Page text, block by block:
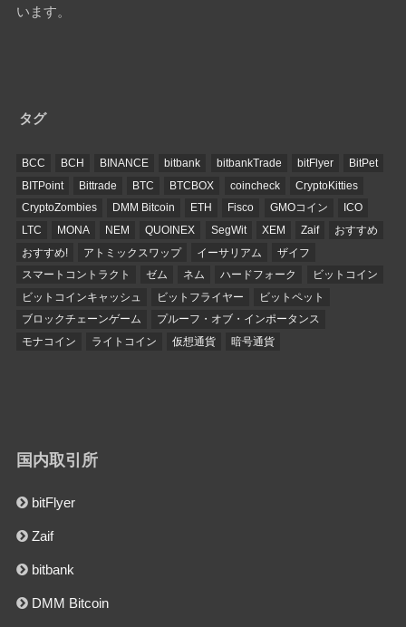
います。
タグ
BCC BCH BINANCE bitbank bitbankTrade bitFlyer
BitPet
BITPoint
Bittrade BTC BTCBOX coincheck
CryptoKitties
CryptoZombies
DMM Bitcoin ETH Fisco GMOコイン
ICO
LTC
MONA NEM QUOINEX SegWit XEM Zaif
おすすめ
おすすめ!
アトミックスワップ イーサリアム
ザイフ
スマートコントラクト
ゼム ネム ハードフォーク
ビットコイン
ビットコインキャッシュ
ビットフライヤー
ビットペット
ブロックチェーンゲーム
プルーフ・オブ・インポータンス
モナコイン
ライトコイン 仮想通貨 暗号通貨
国内取引所
bitFlyer
Zaif
bitbank
DMM Bitcoin